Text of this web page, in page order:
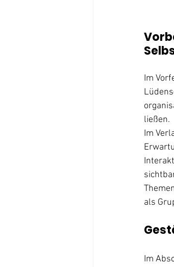
Im
ließen.
Im
als
Im